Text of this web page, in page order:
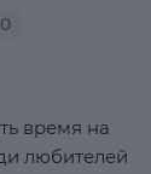
0
время на
любителей